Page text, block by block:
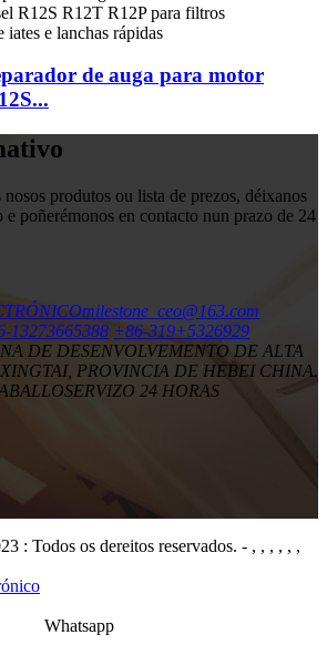
de auga para motor
nosos produtos ou lista de prezos, déixanos
e poñerémonos en contacto nun prazo de 24
milestone_ceo@163.com
13273665388 +86-319+5326929
DE DESENVOLVEMENTO DE ALTA
PROVINCIA DE HEBEI CHINA.
SERVIZO 24 HORAS
: Todos os dereitos reservados. - , , , , , ,
Whatsapp